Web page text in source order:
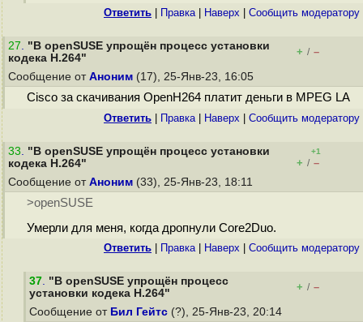
Ответить Правка| Наверх Cообщить модератору
27. "В openSUSE упрощён процесс установки
кодека H.264"
+ / –
Сообщение от Аноним (17), 25-Янв-23, 16:05
Cisco за скачивания OpenH264 платит деньги в MPEG LA
Ответить Правка| Наверх Cообщить модератору
33. "В openSUSE упрощён процесс установки
кодека H.264"
+1
+ / –
Сообщение от Аноним (33), 25-Янв-23, 18:11
>openSUSE
Умерли для меня, когда дропнули Core2Duo.
Ответить Правка| Наверх Cообщить модератору
37. "В openSUSE упрощён процесс
установки кодека H.264"
+ / –
Сообщение от Бил Гейтс (?), 25-Янв-23, 20:14